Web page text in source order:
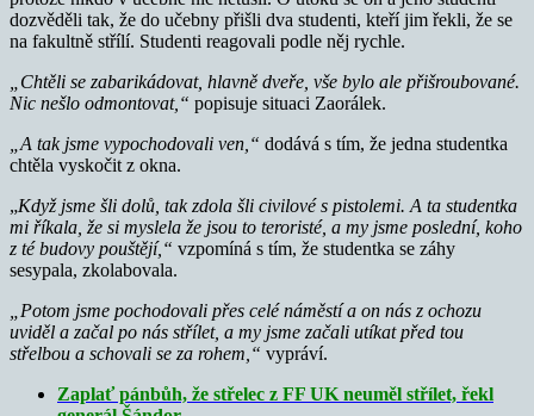
dozvěděli tak, že do učebny přišli dva studenti, kteří jim řekli, že se
na fakultně střílí. Studenti reagovali podle něj rychle.
„Chtěli se zabarikádovat, hlavně dveře, vše bylo ale přišroubované.
Nic nešlo odmontovat,“ popisuje situaci Zaorálek.
„A tak jsme vypochodovali ven,“ dodává s tím, že jedna studentka
chtěla vyskočit z okna.
„Když jsme šli dolů, tak zdola šli civilové s pistolemi. A ta studentka
mi říkala, že si myslela že jsou to teroristé, a my jsme poslední, koho
z té budovy pouštějí,“ vzpomíná s tím, že studentka se záhy
sesypala, zkolabovala.
„Potom jsme pochodovali přes celé náměstí a on nás z ochozu
uviděl a začal po nás střílet, a my jsme začali utíkat před tou
střelbou a schovali se za rohem,“ vypráví.
Zaplať pánbůh, že střelec z FF UK neuměl střílet, řekl